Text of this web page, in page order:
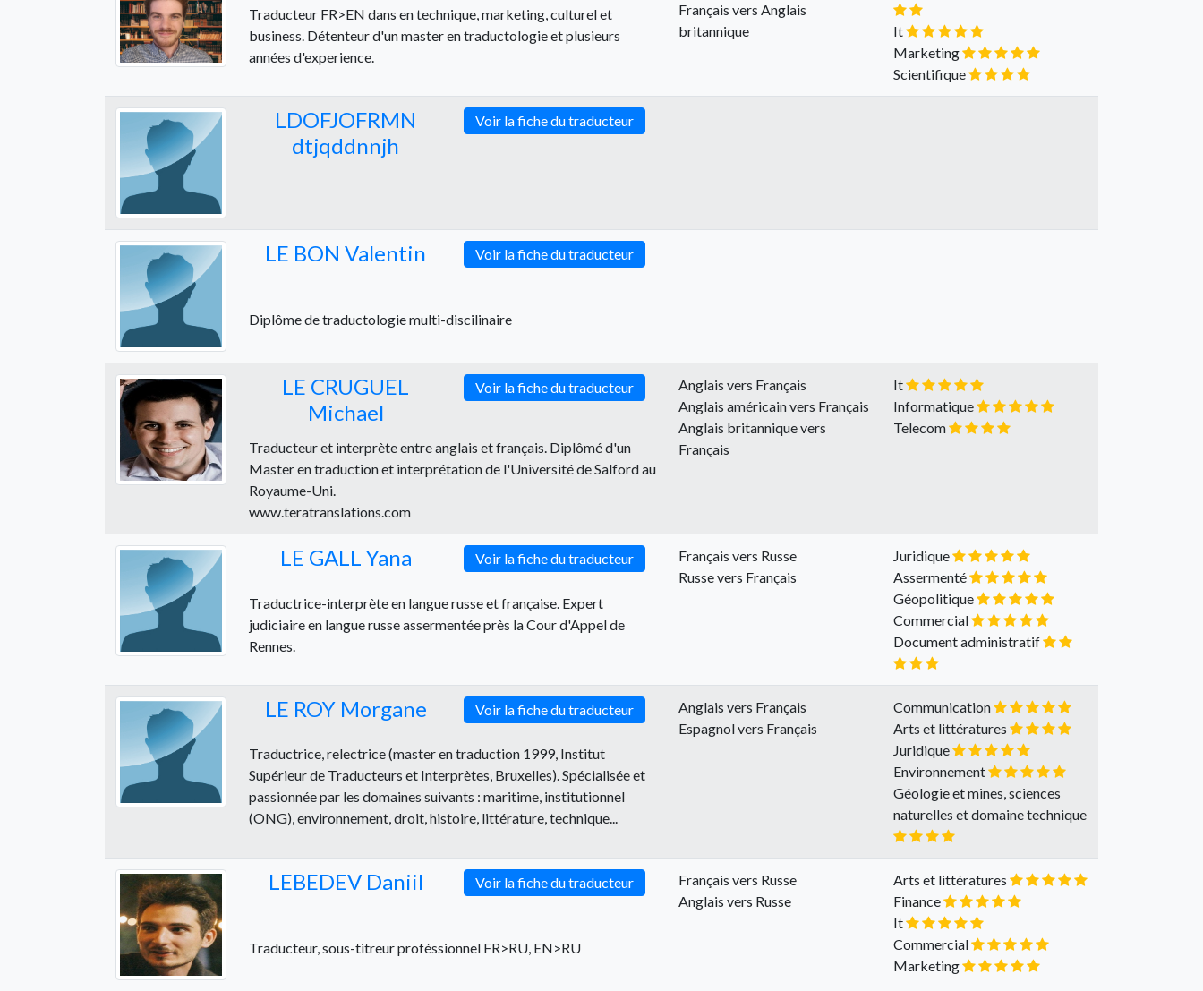
Français vers Anglais
britannique
It
Marketing
Scientifique
Traducteur FR>EN dans en technique, marketing, culturel et
business. Détenteur d'un master en traductologie et plusieurs
années d'experience.
LDOFJOFRMN
dtjqddnnjh
Voir la fiche du traducteur
LE BON Valentin Voir la fiche du traducteur
Diplôme de traductologie multi-discilinaire
LE CRUGUEL
Michael
Voir la fiche du traducteur
Anglais vers Français
Anglais américain vers Français
Anglais britannique vers
Français
It
Informatique
Telecom
Traducteur et interprète entre anglais et français. Diplômé d'un
Master en traduction et interprétation de l'Université de Salford au
Royaume-Uni.
www.teratranslations.com
LE GALL Yana Voir la fiche du traducteur
Français vers Russe
Russe vers Français
Juridique
Assermenté
Géopolitique
Commercial
Document administratif
Traductrice-interprète en langue russe et française. Expert
judiciaire en langue russe assermentée près la Cour d'Appel de
Rennes.
LE ROY Morgane Voir la fiche du traducteur
Anglais vers Français
Espagnol vers Français
Communication
Arts et littératures
Juridique
Environnement
Géologie et mines, sciences
naturelles et domaine technique
Traductrice, relectrice (master en traduction 1999, Institut
Supérieur de Traducteurs et Interprètes, Bruxelles). Spécialisée et
passionnée par les domaines suivants : maritime, institutionnel
(ONG), environnement, droit, histoire, littérature, technique...
LEBEDEV Daniil Voir la fiche du traducteur
Français vers Russe
Anglais vers Russe
Arts et littératures
Finance
It
Commercial
Marketing
Traducteur, sous-titreur proféssionnel FR>RU, EN>RU